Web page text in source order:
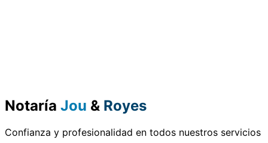
Notaría Jou & Royes
Confianza y profesionalidad en todos nuestros servicios